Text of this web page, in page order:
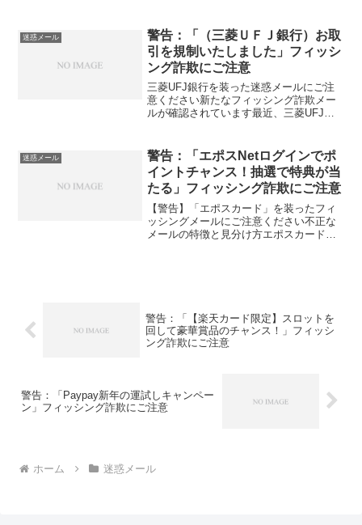
更新を促す内容で、不注意なユーザーを
ターゲットにしていま...
迷惑メール
警告：「（三菱ＵＦＪ銀行）お取
引を規制いたしました」フィッシ
ング詐欺にご注意
三菱UFJ銀行を装った迷惑メールにご注
意ください新たなフィッシング詐欺メー
ルが確認されています最近、三菱UFJ銀
者の個人情報を詐取することを目的とし
ています。メールの詳...
迷惑メール
警告：「エポスNetログインでポ
イントチャンス！抽選で特典が当
たる」フィッシング詐欺にご注意
【警告】「エポスカード」を装ったフィ
ッシングメールにご注意ください不正な
メールの特徴と見分け方エポスカードを
警告：「【楽天カード限定】スロットを
回して豪華賞品のチャンス！」フィッシ
ング詐欺にご注意
警告：「Paypay新年の運試しキャンペー
ン」フィッシング詐欺にご注意
ホーム 迷惑メール